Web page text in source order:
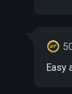
Easy